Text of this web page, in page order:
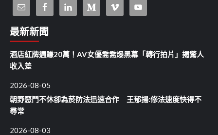
最新新聞
酒店紅牌週賺20萬！AV女優喬喬爆黑幕「轉行拍片」揭驚人
收入差
2026-08-05
朝野惡鬥不休卻為菸防法迅速合作 王郁揚:修法速度快得不
尋常
2026-08-03